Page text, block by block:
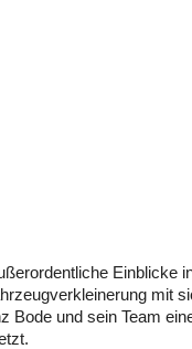
Einblicke
mit
Bode und sein Team